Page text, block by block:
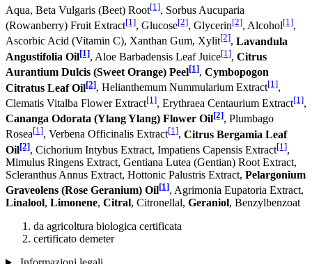
Aqua, Beta Vulgaris (Beet) Root[1], Sorbus Aucuparia
(Rowanberry) Fruit Extract[1], Glucose[2], Glycerin[2], Alcohol[1],
Ascorbic Acid (Vitamin C), Xanthan Gum, Xylit[2], Lavandula
Angustifolia Oil[1], Aloe Barbadensis Leaf Juice[1], Citrus
Aurantium Dulcis (Sweet Orange) Peel[1], Cymbopogon
Citratus Leaf Oil[2], Helianthemum Nummularium Extract[1],
Clematis Vitalba Flower Extract[1], Erythraea Centaurium Extract[1],
Cananga Odorata (Ylang Ylang) Flower Oil[2], Plumbago
Rosea[1], Verbena Officinalis Extract[1], Citrus Bergamia Leaf
Oil[2], Cichorium Intybus Extract, Impatiens Capensis Extract[1],
Mimulus Ringens Extract, Gentiana Lutea (Gentian) Root Extract,
Scleranthus Annus Extract, Hottonic Palustris Extract, Pelargonium
Graveolens (Rose Geranium) Oil[1], Agrimonia Eupatoria Extract,
Linalool, Limonene, Citral, Citronellal, Geraniol, Benzylbenzoat
da agricoltura biologica certificata
certificato demeter